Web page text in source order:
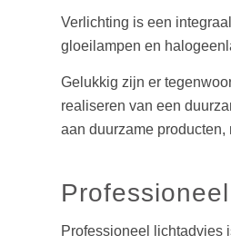
Verlichting is een
gloeilampen en
Gelukkig zijn er
realiseren van een
aan duurzame
Professioneel lichtadvies